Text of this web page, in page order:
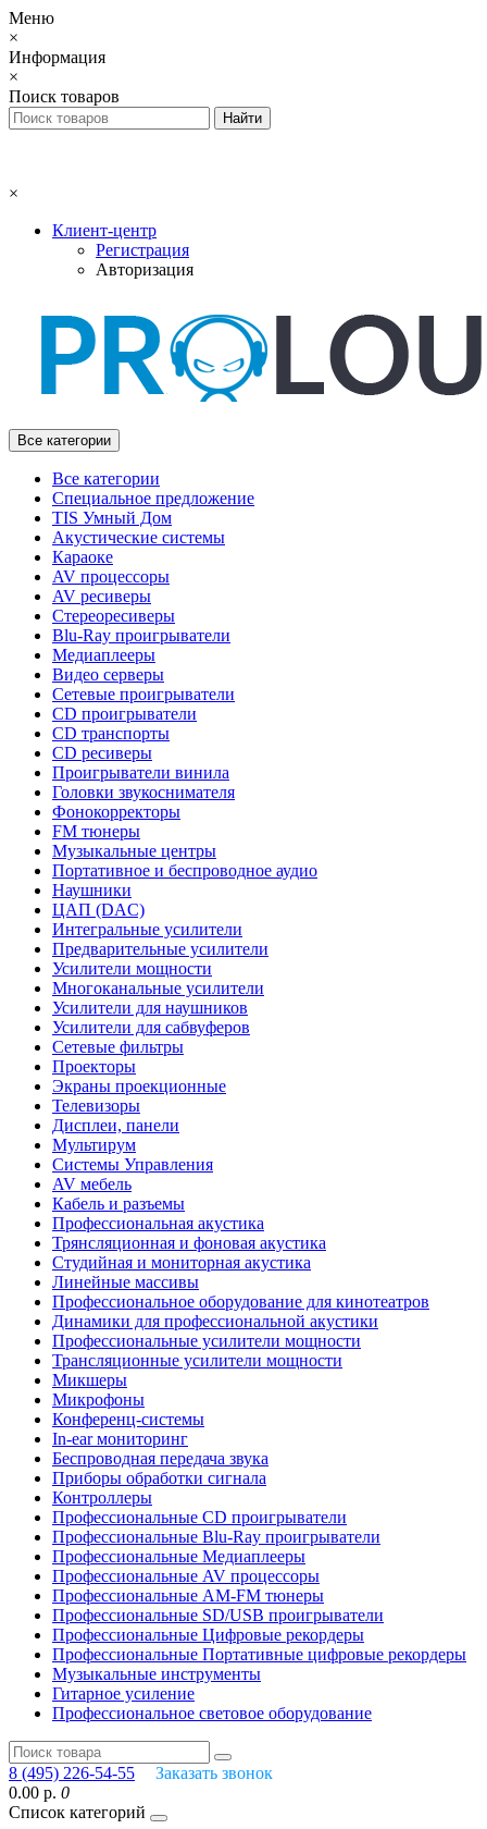
Меню
×
Информация
×
Поиск товаров
×
Клиент-центр
Регистрация
Авторизация
Все категории
Все категории
Специальное предложение
TIS Умный Дом
Акустические системы
Караоке
AV процессоры
AV ресиверы
Стереоресиверы
Blu-Ray проигрыватели
Медиаплееры
Видео серверы
Сетевые проигрыватели
CD проигрыватели
CD транспорты
CD ресиверы
Проигрыватели винила
Головки звукоснимателя
Фонокорректоры
FM тюнеры
Музыкальные центры
Портативное и беспроводное аудио
Наушники
ЦАП (DAC)
Интегральные усилители
Предварительные усилители
Усилители мощности
Многоканальные усилители
Усилители для наушников
Усилители для сабвуферов
Сетевые фильтры
Проекторы
Экраны проекционные
Телевизоры
Дисплеи, панели
Мультирум
Системы Управления
AV мебель
Кабель и разъемы
Профессиональная акустика
Трянсляционная и фоновая акустика
Студийная и мониторная акустика
Линейные массивы
Профессиональное оборудование для кинотеатров
Динамики для профессиональной акустики
Профессиональные усилители мощности
Трансляционные усилители мощности
Микшеры
Микрофоны
Конференц-системы
In-ear мониторинг
Беспроводная передача звука
Приборы обработки сигнала
Контроллеры
Профессиональные СD проигрыватели
Профессиональные Blu-Ray проигрыватели
Профессиональные Медиаплееры
Профессиональные AV процессоры
Профессиональные AM-FM тюнеры
Профессиональные SD/USB проигрыватели
Профессиональные Цифровые рекордеры
Профессиональные Портативные цифровые рекордеры
Музыкальные инструменты
Гитарное усиление
Профессиональное световое оборудование
8 (495) 226-54-55
Заказать звонок
0.00 р. 0
Список категорий